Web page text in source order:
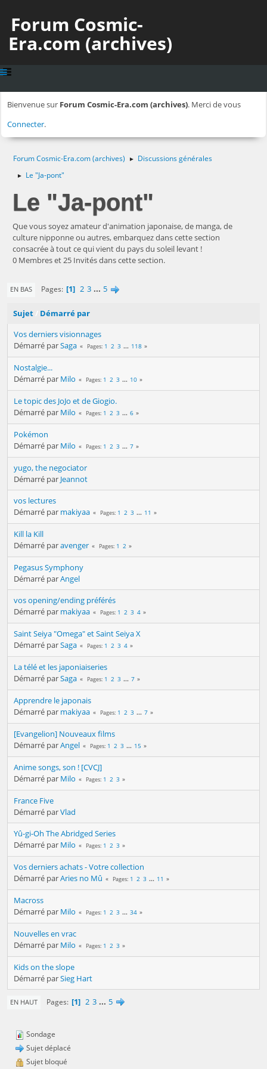
Forum Cosmic-
Era.com (archives)
Bienvenue sur Forum Cosmic-Era.com (archives). Merci de vous
Connecter.
Forum Cosmic-Era.com (archives) ► Discussions générales
► Le "Ja-pont"
Le "Ja-pont"
Que vous soyez amateur d'animation japonaise, de manga, de
culture nipponne ou autres, embarquez dans cette section
consacrée à tout ce qui vient du pays du soleil levant !
0 Membres et 25 Invités dans cette section.
EN BAS Pages 1 2 3 ... 5
Sujet
Démarré par
Vos derniers visionnages
Démarré parSaga Pages 1 2 3 ... 118
Nostalgie...
Démarré par Milo Pages 1 2 3 ... 10
Le topic des JoJo et de Giogio.
Démarré par Milo Pages 1 2 3 ... 6
Pokémon
Démarré par Milo Pages 1 2 3 ... 7
yugo, the negociator
Démarré par Jeannot
vos lectures
Démarré par makiyaa Pages 1 2 3 ... 11
Kill la Kill
Démarré paravenger Pages 1 2
Pegasus Symphony
Démarré parAngel
vos opening/ending préférés
Démarré par makiyaa Pages 1 2 3 4
Saint Seiya "Omega" et Saint Seiya X
Démarré parSaga Pages 1 2 3 4
La télé et les japoniaiseries
Démarré parSaga Pages 1 2 3 ... 7
Apprendre le japonais
Démarré par makiyaa Pages 1 2 3 ... 7
[Evangelion] Nouveaux films
Démarré parAngel Pages 1 2 3 ... 15
Anime songs, son ! [CVCJ]
Démarré par Milo Pages 1 2 3
France Five
Démarré parVlad
Yû-gi-Oh The Abridged Series
Démarré par Milo Pages 1 2 3
Vos derniers achats - Votre collection
Démarré parAries no Mû Pages 1 2 3 ... 11
Macross
Démarré par Milo Pages 1 2 3 ... 34
Nouvelles en vrac
Démarré par Milo Pages 1 2 3
Kids on the slope
Démarré parSieg Hart
EN HAUT Pages 1 2 3 ... 5
Sondage
Sujet déplacé
Sujet bloqué